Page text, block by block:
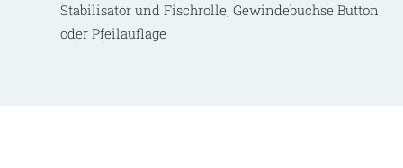
Stabilisator und Fischrolle, Gewindebuchse Button
oder Pfeilauflage